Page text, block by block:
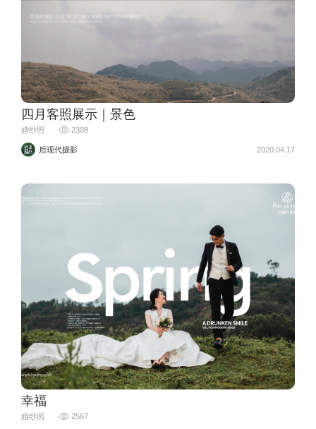
四月客照展示｜景色
婚纱照 2308
后现代摄影 2020.04.17
幸福
婚纱照 2567